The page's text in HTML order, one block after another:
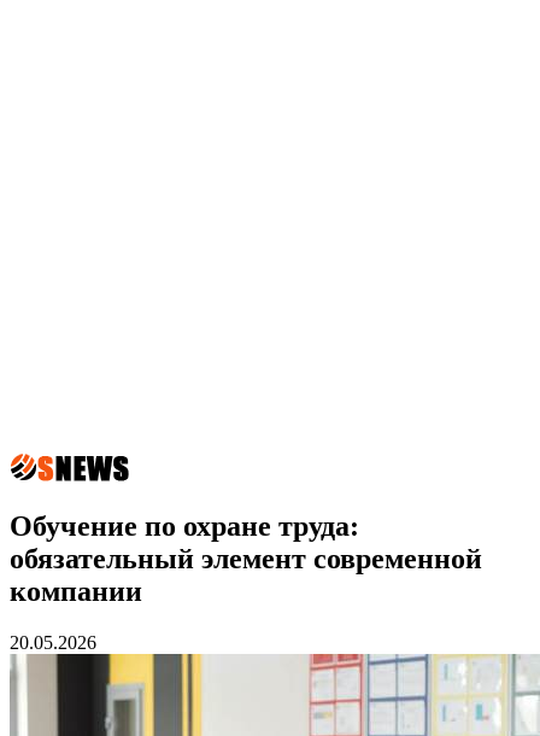
Обучение по охране труда:
обязательный элемент современной
компании
20.05.2026